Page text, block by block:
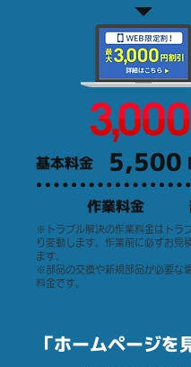
基本料金 5,500
作業料金
※トラブル解決の作業料金はトラ
り変動します。作業前に必ずお見
ます。
※部品の交換や新規部品が必要な
料金です。
「ホームページを